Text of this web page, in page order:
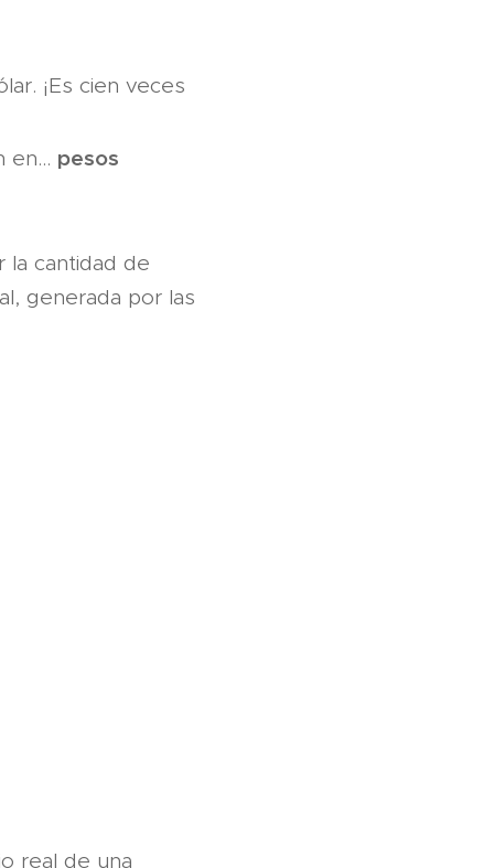
¡Es cien veces
en... pesos
la cantidad de
generada por las
real de una